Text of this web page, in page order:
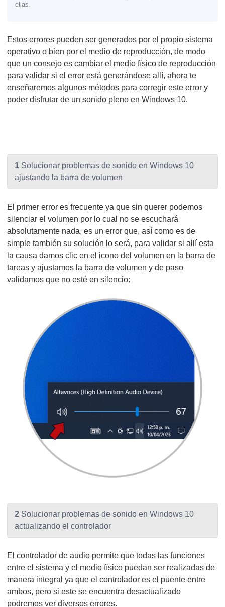
ellas.
Estos errores pueden ser generados por el propio sistema
operativo o bien por el medio de reproducción, de modo
que un consejo es cambiar el medio físico de reproducción
para validar si el error está generándose allí, ahora te
enseñaremos algunos métodos para corregir este error y
poder disfrutar de un sonido pleno en Windows 10.
1 Solucionar problemas de sonido en Windows 10
ajustando la barra de volumen
El primer error es frecuente ya que sin querer podemos
silenciar el volumen por lo cual no se escuchará
absolutamente nada, es un error que, así como es de
simple también su solución lo será, para validar si allí esta
la causa damos clic en el icono del volumen en la barra de
tareas y ajustamos la barra de volumen y de paso
validamos que no esté en silencio:
2 Solucionar problemas de sonido en Windows 10
actualizando el controlador
El controlador de audio permite que todas las funciones
entre el sistema y el medio físico puedan ser realizadas de
manera integral ya que el controlador es el puente entre
ambos, pero si este se encuentra desactualizado
podremos ver diversos errores.